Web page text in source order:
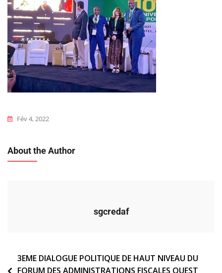
Fév 4, 2022
About the Author
sgcredaf
Navigation
3EME DIALOGUE POLITIQUE DE HAUT NIVEAU DU
FORUM DES ADMINISTRATIONS FISCALES OUEST